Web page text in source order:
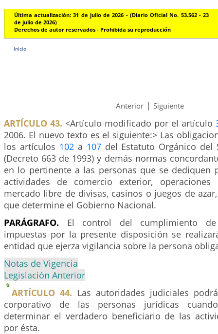
Última actualización: 31 de julio de 2026 - (Diario Oficial No. 53.562 - 23
de julio de 2026)
Derechos de autor reservados - Prohibida su reproducción
Inicio
Anterior | Siguiente
ARTÍCULO 43. <Artículo modificado por el artículo
2006. El nuevo texto es el siguiente:> Las
los artículos 102a 107del Estatuto Orgánico del
(Decreto 663 de 1993) y demás normas
en lo pertinente a las personas que se dediquen
actividades de comercio exterior,
mercado libre de divisas, casinos o juegos de
que determine el Gobierno Nacional.
PARÁGRAFO. El control del cumplimiento de
impuestas por la presente disposición se
entidad que ejerza vigilancia sobre la persona
Notas de Vigencia
Legislación Anterior
ARTÍCULO 44. Las autoridades judiciales
corporativo de las personas jurídicas
determinar el verdadero beneficiario de las
por ésta.